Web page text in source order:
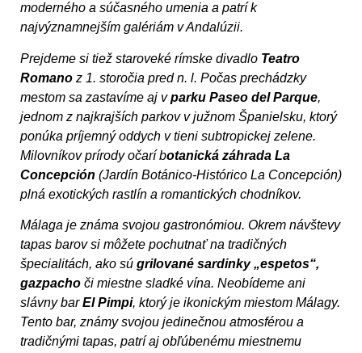
moderného a súčasného umenia a patrí k
najvýznamnejším galériám v Andalúzii.
Prejdeme si tiež staroveké rímske divadlo Teatro
Romano z 1. storočia pred n. l. Počas prechádzky
mestom sa zastavíme aj vparku Paseo del Parque,
jednom z najkrajších parkov v južnom Španielsku, ktorý
ponúka príjemný oddych v tieni subtropickej zelene.
Milovníkov prírody očarí botanická záhrada La
Concepción (Jardín Botánico-Histórico La Concepción)
plná exotických rastlín a romantických chodníkov.
Málaga je známa svojou gastronómiou. Okrem návštevy
tapas barov si môžete pochutnať na tradičných
špecialitách, ako sú grilované sardinky „espetos“,
gazpacho či miestne sladké vína. Neobídeme ani
slávny barEl Pimpi, ktorý je ikonickým miestom Málagy.
Tento bar, známy svojou jedinečnou atmosférou a
tradičnými tapas, patrí aj obľúbenému miestnemu